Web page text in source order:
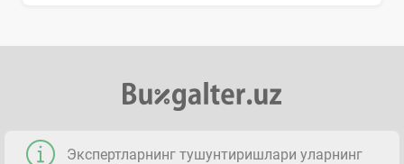
Экспертларнинг тушунтиришлари уларнинг